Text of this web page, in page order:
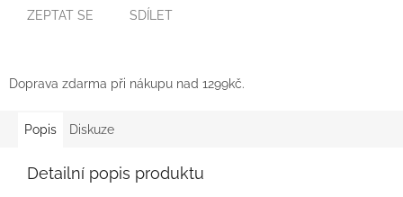
ZEPTAT SE SDÍLET
Doprava zdarma při nákupu nad 1299kč.
Popis Diskuze
Detailní popis produktu